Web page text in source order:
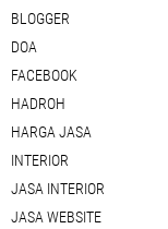
BLOGGER
DOA
FACEBOOK
HADROH
HARGA JASA
INTERIOR
JASA INTERIOR
JASA WEBSITE